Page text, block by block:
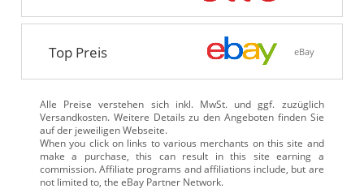
Top Preis eBay
Alle Preise verstehen sich inkl. MwSt. und ggf. zuzüglich
Versandkosten. Weitere Details zu den Angeboten finden Sie
auf der jeweiligen Webseite.